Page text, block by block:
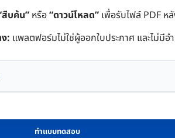
สืบค้น” หรือ“ดาวน์โหลด” เพื่อรับไฟล์ PDF ห
: แพลตฟอร์มไม่ใช่ผู้ออกใบประกาศ และไม่มีอ
ทำแบบทดสอบ